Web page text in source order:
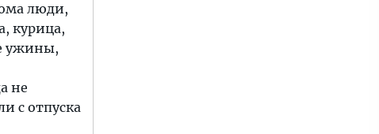
люди,
курица,
ужины,
не
с отпуска